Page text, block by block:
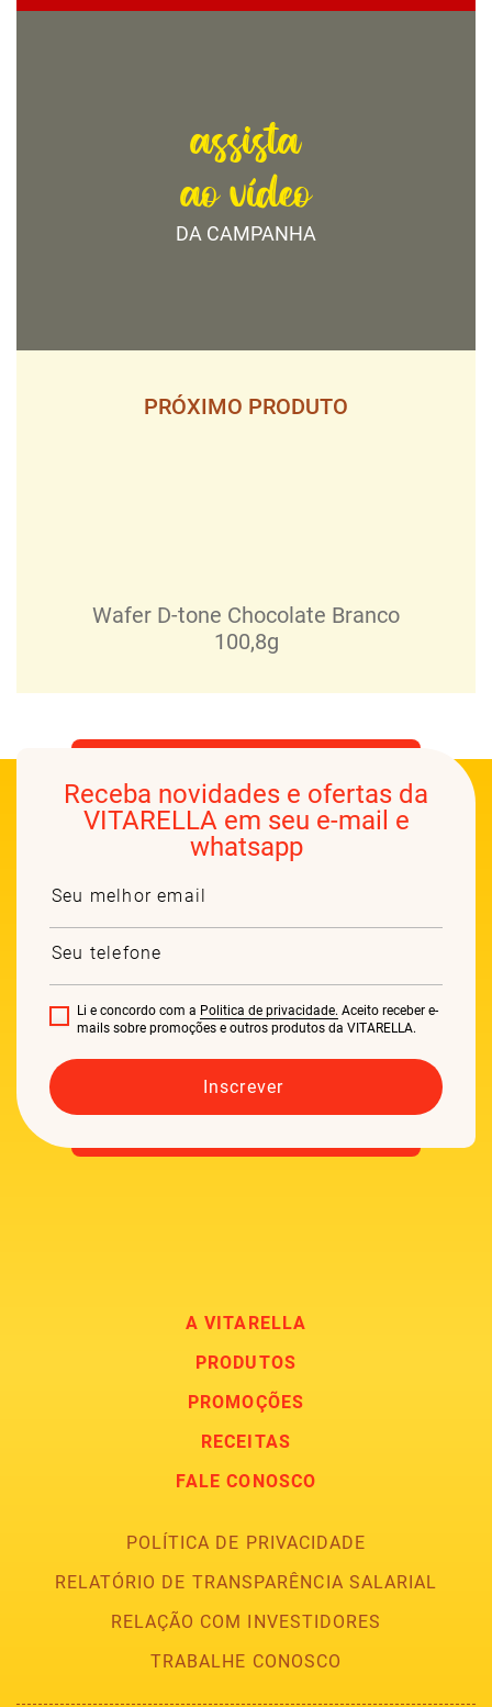
assista
ao vídeo
DA CAMPANHA
PRÓXIMO PRODUTO
Wafer D-tone Chocolate Branco
100,8g
Receba novidades e ofertas da
VITARELLA em seu e-mail e
whatsapp
Li e concordo com a Politica de privacidade. Aceito receber e-
mails sobre promoções e outros produtos da VITARELLA.
A VITARELLA
PRODUTOS
PROMOÇÕES
RECEITAS
FALE CONOSCO
POLÍTICA DE PRIVACIDADE
RELATÓRIO DE TRANSPARÊNCIA SALARIAL
RELAÇÃO COM INVESTIDORES
TRABALHE CONOSCO